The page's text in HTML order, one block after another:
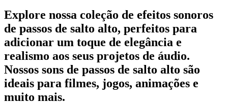
Explore nossa coleção de efeitos sonoros
de passos de salto alto, perfeitos para
adicionar um toque de elegância e
realismo aos seus projetos de áudio.
Nossos sons de passos de salto alto são
ideais para filmes, jogos, animações e
muito mais.